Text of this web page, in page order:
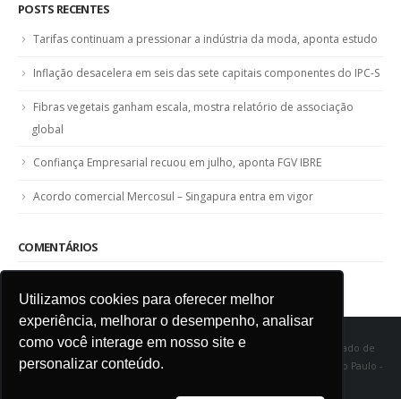
Utilizamos cookies para oferecer melhor
experiência, melhorar o desempenho, analisar
como você interage em nosso site e
personalizar conteúdo.
POSTS RECENTES
Tarifas continuam a pressionar a indústria da moda, aponta estudo
Inflação desacelera em seis das sete capitais componentes do IPC-S
Fibras vegetais ganham escala, mostra relatório de associação
global
Confiança Empresarial recuou em julho, aponta FGV IBRE
Acordo comercial Mercosul – Singapura entra em vigor
COMENTÁRIOS
SINDITÊXTIL SP - Sindicato das Indústrias de Fiação e Tecelagem do Estado de
São Paulo Rua Marquês de Itu, 968 - Vila Buarque - Cep 01223-000 - São Paulo -